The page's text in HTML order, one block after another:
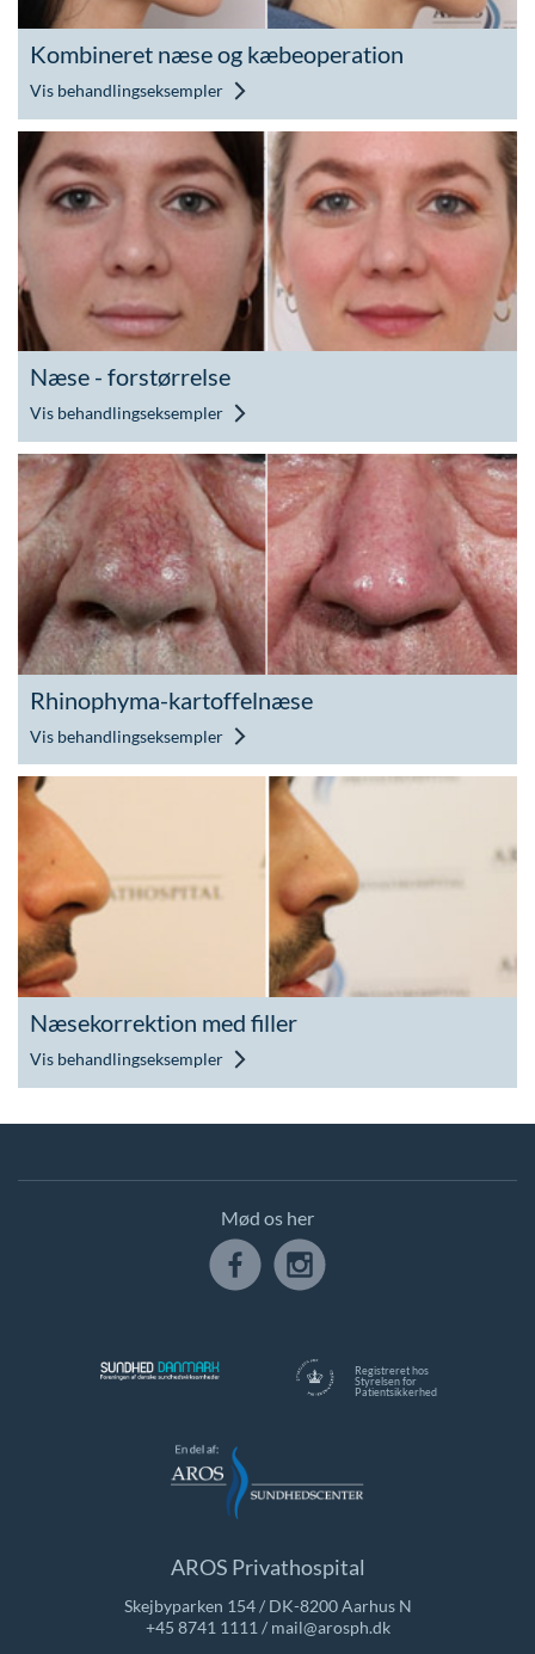
Kombineret næse og kæbeoperation
Vis behandlingseksempler
Næse - forstørrelse
Vis behandlingseksempler
Rhinophyma-kartoffelnæse
Vis behandlingseksempler
Næsekorrektion med filler
Vis behandlingseksempler
Registreret hos
Styrelsen for
Patientsikkerhed
Mød os her
AROS Privathospital
Skejbyparken 154 / DK-8200 Aarhus N
+45 8741 1111 / mail@arosph.dk